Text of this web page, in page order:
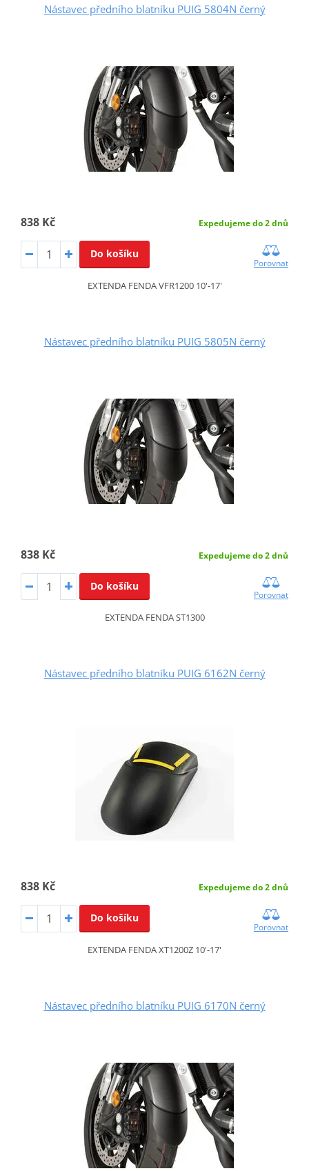
Nástavec předního blatníku PUIG 5804N černý
838 Kč Expedujeme do 2 dnů
Do košíku
Porovnat
EXTENDA FENDA VFR1200 10'-17'
Nástavec předního blatníku PUIG 5805N černý
838 Kč Expedujeme do 2 dnů
Do košíku
Porovnat
EXTENDA FENDA ST1300
Nástavec předního blatníku PUIG 6162N černý
838 Kč Expedujeme do 2 dnů
Do košíku
Porovnat
EXTENDA FENDA XT1200Z 10'-17'
Nástavec předního blatníku PUIG 6170N černý